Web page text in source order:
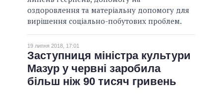
оздоровлення та матеріальну допомогу для
вирішення соціально-побутових проблем.
19 липня 2018, 17:01
Заступниця міністра культури
Мазур у червні заробила
більш ніж 90 тисяч гривень